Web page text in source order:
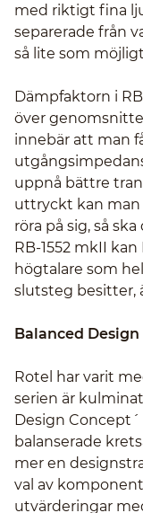
med riktigt fina
separerade från
så lite som
Dämpfaktorn i
över
innebär att man
uppnå bättre
uttryckt kan man
röra på sig, så
RB-1552 mkII
högtalare som
slutsteg besitter,
Balanced
Rotel har varit
serien är
Design
balanserade
mer en
val av
utvärderingar